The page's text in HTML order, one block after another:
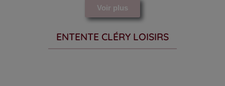
Voir plus
ENTENTE CLÉRY LOISIRS